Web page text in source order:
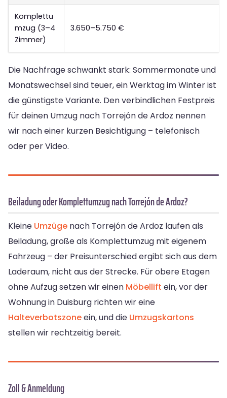
Komplettu
mzug (3–4
Zimmer)
3.650–5.750 €
Die Nachfrage schwankt stark: Sommermonate und
Monatswechsel sind teuer, ein Werktag im Winter ist
die günstigste Variante. Den verbindlichen Festpreis
für deinen Umzug nach Torrejón de Ardoz nennen
wir nach einer kurzen Besichtigung – telefonisch
oder per Video.
Beiladung oder Komplettumzug nach Torrejón de Ardoz?
Kleine Umzüge nach Torrejón de Ardoz laufen als
Beiladung, große als Komplettumzug mit eigenem
Fahrzeug – der Preisunterschied ergibt sich aus dem
Laderaum, nicht aus der Strecke. Für obere Etagen
ohne Aufzug setzen wir einen Möbellift ein, vor der
Wohnung in Duisburg richten wir eine
Halteverbotszoneein, und die Umzugskartons
stellen wir rechtzeitig bereit.
Zoll & Anmeldung